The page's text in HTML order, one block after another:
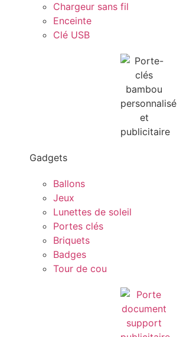
Chargeur sans fil
Enceinte
Clé USB
Gadgets
Ballons
Jeux
Lunettes de soleil
Portes clés
Briquets
Badges
Tour de cou